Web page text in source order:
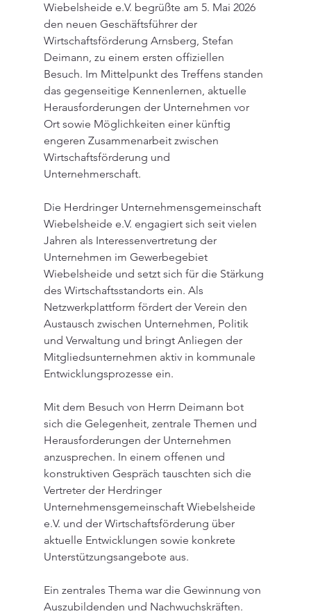
Wiebelsheide e.V. begrüßte am 5. Mai 2026
den neuen Geschäftsführer der
Wirtschaftsförderung Arnsberg, Stefan
Deimann, zu einem ersten offiziellen
Besuch. Im Mittelpunkt des Treffens standen
das gegenseitige Kennenlernen, aktuelle
Herausforderungen der Unternehmen vor
Ort sowie Möglichkeiten einer künftig
engeren Zusammenarbeit zwischen
Wirtschaftsförderung und
Unternehmerschaft.
Die Herdringer Unternehmensgemeinschaft
Wiebelsheide e.V. engagiert sich seit vielen
Jahren als Interessenvertretung der
Unternehmen im Gewerbegebiet
Wiebelsheide und setzt sich für die Stärkung
des Wirtschaftsstandorts ein. Als
Netzwerkplattform fördert der Verein den
Austausch zwischen Unternehmen, Politik
und Verwaltung und bringt Anliegen der
Mitgliedsunternehmen aktiv in kommunale
Entwicklungsprozesse ein.
Mit dem Besuch von Herrn Deimann bot
sich die Gelegenheit, zentrale Themen und
Herausforderungen der Unternehmen
anzusprechen. In einem offenen und
konstruktiven Gespräch tauschten sich die
Vertreter der Herdringer
Unternehmensgemeinschaft Wiebelsheide
e.V. und der Wirtschaftsförderung über
aktuelle Entwicklungen sowie konkrete
Unterstützungsangebote aus.
Ein zentrales Thema war die Gewinnung von
Auszubildenden und Nachwuchskräften.